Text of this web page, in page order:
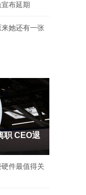
布延期
她还有一张
职 CEO退
件最值得关